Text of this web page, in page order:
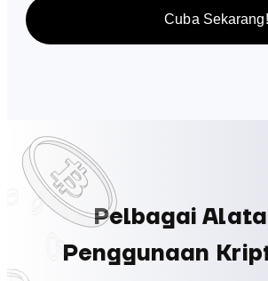
Cuba Sekarang!
Pelbagai
Penggunaan